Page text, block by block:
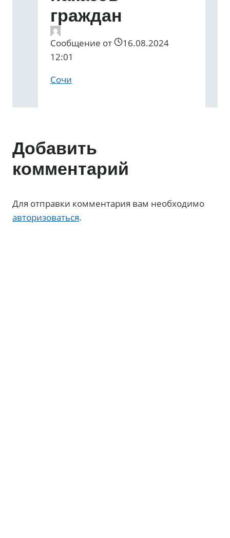
граждан
Сообщение от
16.08.2024
12:01
Сочи
Добавить
комментарий
Для отправки комментария вам необходимо
авторизоваться.